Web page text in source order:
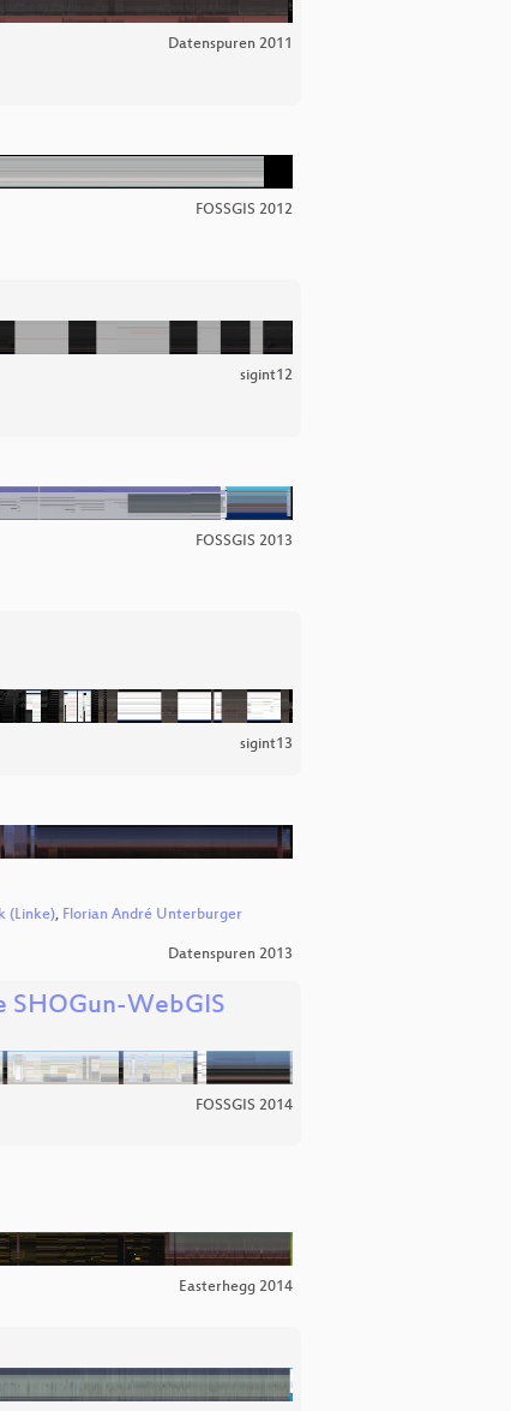
Datenspuren 2011
FOSSGIS 2012
sigint12
FOSSGIS 2013
sigint13
(Linke), Florian André Unterburger
Datenspuren 2013
SHOGun-WebGIS
FOSSGIS 2014
Easterhegg 2014